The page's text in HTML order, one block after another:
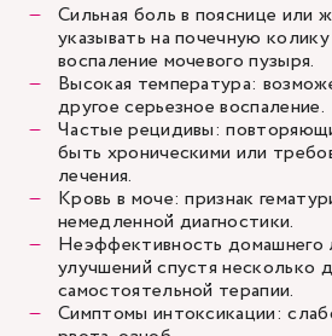
Сильная боль в пояснице или
указывать на почечную
воспаление мочевого пузыря.
Высокая температура:
другое серьезное воспаление.
Частые рецидивы:
быть хроническими или
лечения.
Кровь в моче: признак
немедленной диагностики.
Неэффективность домашнего
улучшений спустя несколько
самостоятельной терапии.
Симптомы интоксикации: